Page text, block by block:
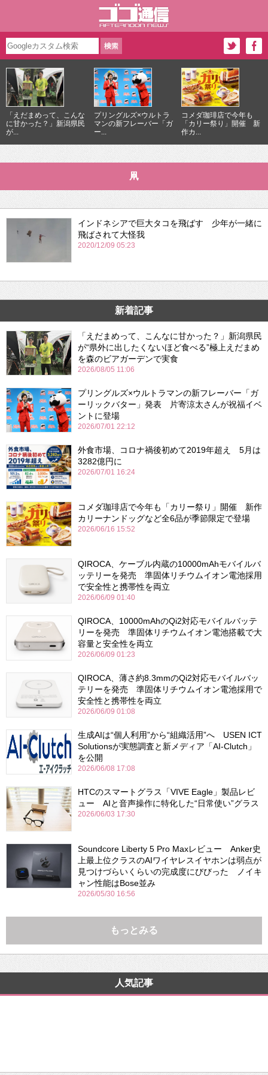
「えだまめって、こんな
に甘かった？」新潟県民
が...
プリングルズ×ウルトラ
マンの新フレーバー「ガ
ー...
コメダ珈琲店で今年も
「カリー祭り」開催 新
作カ...
凧
インドネシアで巨大タコを飛ばす 少年が一緒に
飛ばされて大怪我
2020/12/09 05:23
新着記事
「えだまめって、こんなに甘かった？」新潟県民
が“県外に出したくないほど食べる”極上えだまめ
を森のビアガーデンで実食
2026/08/05 11:06
プリングルズ×ウルトラマンの新フレーバー「ガ
ーリックバター」発表 片寄涼太さんが祝福イベ
ントに登場
2026/07/01 22:12
外食市場、コロナ禍後初めて2019年超え 5月は
3282億円に
2026/07/01 16:24
コメダ珈琲店で今年も「カリー祭り」開催 新作
カリーナンドッグなど全6品が季節限定で登場
2026/06/16 15:52
QIROCA、ケーブル内蔵の10000mAhモバイルバ
ッテリーを発売 準固体リチウムイオン電池採用
で安全性と携帯性を両立
2026/06/09 01:40
QIROCA、10000mAhのQi2対応モバイルバッテ
リーを発売 準固体リチウムイオン電池搭載で大
容量と安全性を両立
2026/06/09 01:23
QIROCA、薄さ約8.3mmのQi2対応モバイルバッ
テリーを発売 準固体リチウムイオン電池採用で
安全性と携帯性を両立
2026/06/09 01:08
生成AIは“個人利用”から“組織活用”へ USEN ICT
Solutionsが実態調査と新メディア「AI-Clutch」
を公開
2026/06/08 17:08
HTCのスマートグラス「VIVE Eagle」製品レビ
ュー AIと音声操作に特化した“日常使い”グラス
2026/06/03 17:30
Soundcore Liberty 5 Pro Maxレビュー Anker史
上最上位クラスのAIワイヤレスイヤホンは弱点が
見つけづらいくらいの完成度にびびった ノイキ
ャン性能はBose並み
2026/05/30 16:56
もっとみる
人気記事